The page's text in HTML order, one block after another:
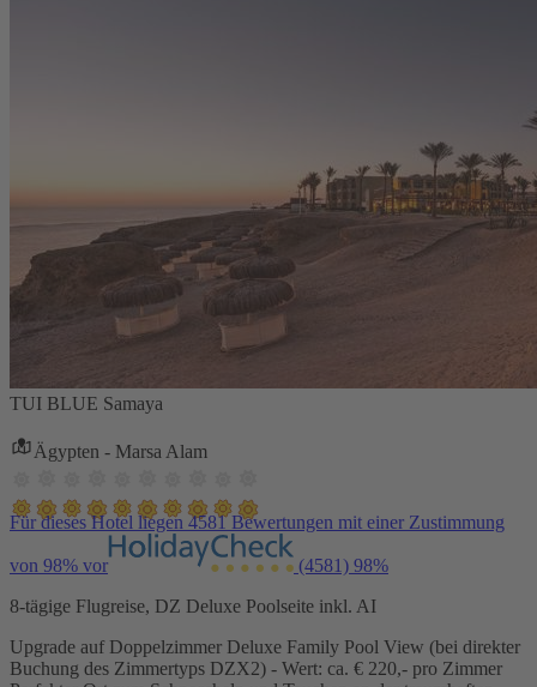
TUI BLUE Samaya
Ägypten - Marsa Alam
Für dieses Hotel liegen 4581 Bewertungen mit einer Zustimmung
von 98% vor (4581) 98%
8-tägige Flugreise, DZ Deluxe Poolseite inkl. AI
Upgrade auf Doppelzimmer Deluxe Family Pool View (bei direkter
Buchung des Zimmertyps DZX2) - Wert: ca. € 220,- pro Zimmer